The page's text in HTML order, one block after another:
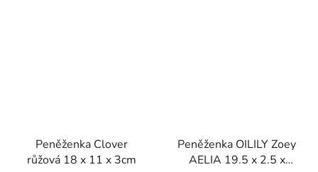
Peněženka Clover
růžová 18 x 11 x 3cm
Peněženka OILILY Zoey
AELIA 19.5 x 2.5 x